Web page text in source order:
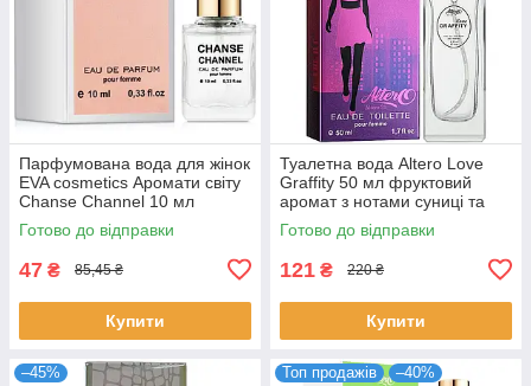
Парфумована вода для жінок
EVA cosmetics Аромати світу
Chanse Channel 10 мл
(01330100101)
Готово до відправки
47 ₴ 85,45 ₴
Купити
Туалетна вода Altero Love
Graffity 50 мл фруктовий
аромат з нотами суниці та
ванілі для жінок стійка
Альтеро
Готово до відправки
121 ₴ 220 ₴
Купити
–45% Топ продажів –40%